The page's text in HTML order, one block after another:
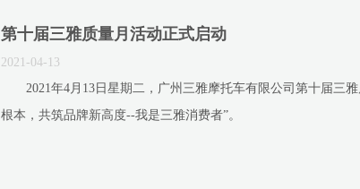
第十届三雅质量月活动正式启动
2021-04-13
2021年4月13日星期二，广州三雅摩托车有限公司第十届三雅
根本，共筑品牌新高度--我是三雅消费者”。